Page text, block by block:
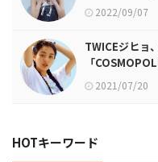
2022/09/07
TWICEジヒョ
「
2021/07/20
HOTキーワード